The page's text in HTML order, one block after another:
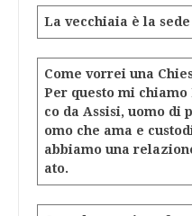
La vecchiaia è la
Come vorrei una
Per questo mi chiamo
co da Assisi, uomo di
omo che ama e
abbiamo una
ato.